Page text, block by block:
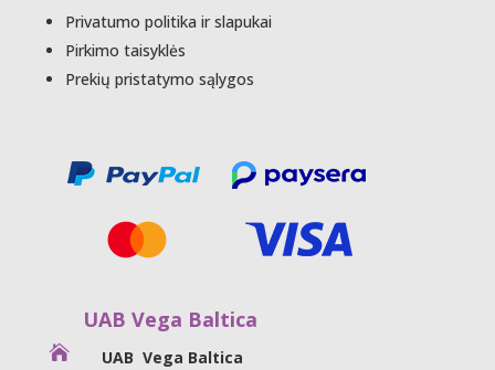
Privatumo politika ir slapukai
Pirkimo taisyklės
Prekių pristatymo sąlygos
UAB Vega Baltica

UAB Vega Baltica